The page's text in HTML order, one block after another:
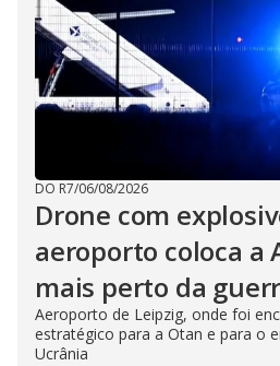
DO R7/06/08/2026
Drone com
aeroporto coloca a
mais perto da
Aeroporto de Leipzig, onde foi
estratégico para a Otan e para o
Ucrânia